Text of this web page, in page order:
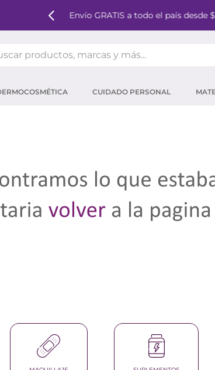
Envío GRATIS a todo el país desde
CUIDADO PERSONAL
proteina
agua micelar